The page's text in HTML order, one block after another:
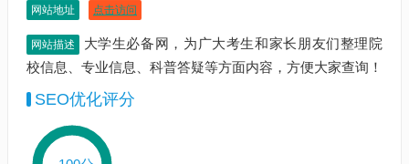
网站地址 点击访问
网站描述
大学生必备网，为广大考生和家长朋友们整理院
校信息、专业信息、科普答疑等方面内容，方便大家查询！
SEO优化评分